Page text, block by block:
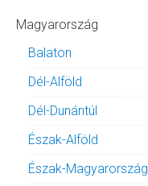
Magyarország
Balaton
Dél-Alföld
Dél-Dunántúl
Észak-Alföld
Észak-Magyarország